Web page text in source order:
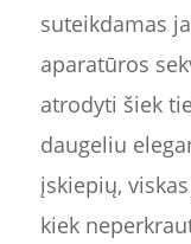
suteikdamas
aparatūros
atrodyti šiek
daugeliu
įskiepių,
kiek